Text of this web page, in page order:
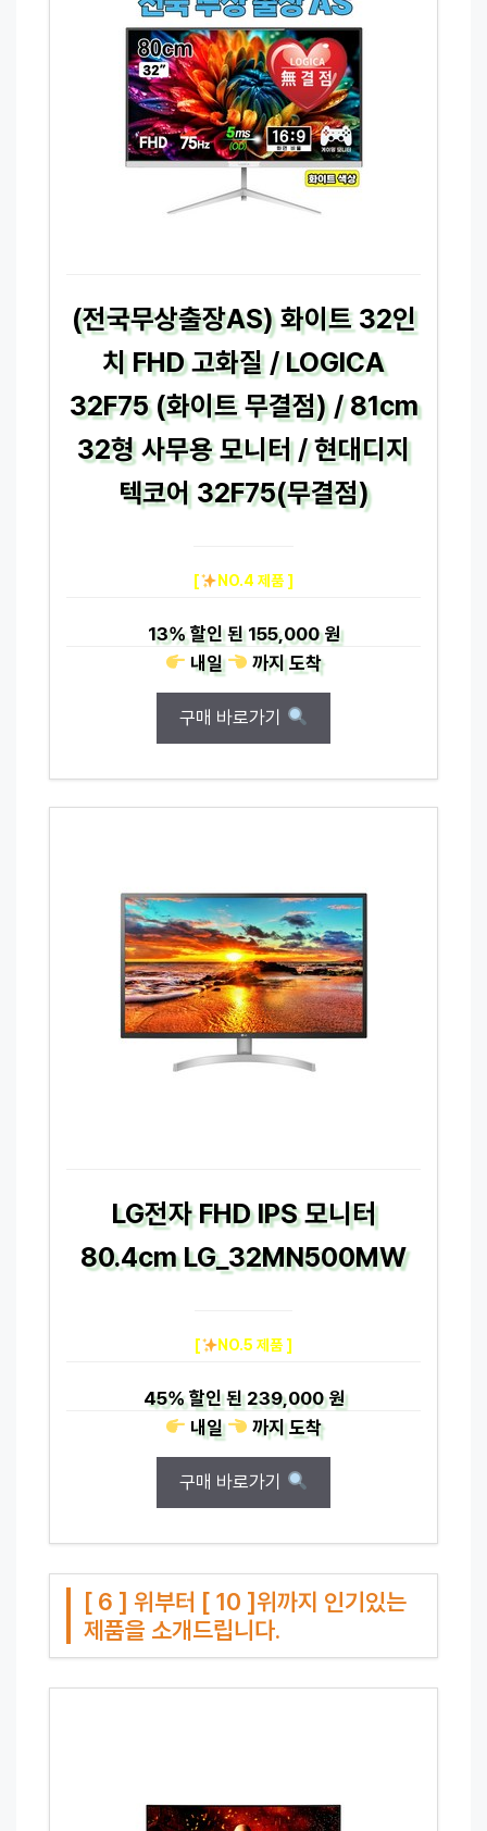
(전국무상출장AS) 화이트 32인
치 FHD 고화질 / LOGICA
32F75 (화이트 무결점) / 81cm
32형 사무용 모니터 / 현대디지
텍코어 32F75(무결점)
[ NO.4 제품 ]
13%할인 된155,000 원
내일
까지도착
구매 바로가기
LG전자 FHD IPS 모니터
80.4cm LG_32MN500MW
[ NO.5 제품 ]
45%할인 된239,000 원
내일
까지도착
구매 바로가기
[ 6 ] 위부터 [ 10 ]위까지 인기있는
제품을 소개드립니다.